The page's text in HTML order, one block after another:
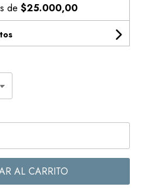
de $25.000,00
AL CARRITO